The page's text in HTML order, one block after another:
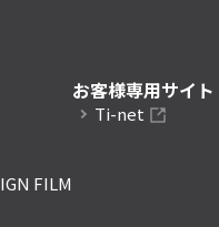
FILM
お客様専用サイト
Ti-net